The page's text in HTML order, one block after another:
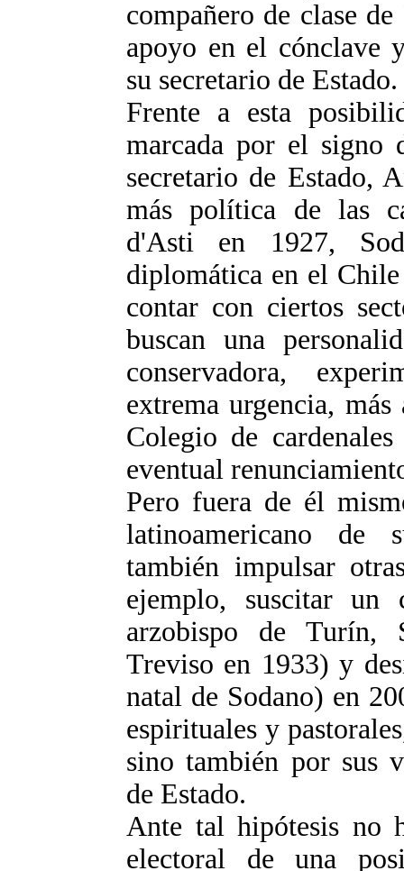
compañero de clase
apoyo en el cónclave
su secretario de Estado.
Frente a esta
marcada por el signo
secretario de Estado,
más política de las
d'Asti en 1927,
diplomática en el
contar con ciertos
buscan una
conservadora,
extrema urgencia,
Colegio de
eventual
Pero fuera de él
latinoamericano de
también impulsar
ejemplo, suscitar un
arzobispo de Turín,
Treviso en 1933) y
natal de Sodano) en
espirituales y
sino también por sus
de Estado.
Ante tal hipótesis no
electoral de una